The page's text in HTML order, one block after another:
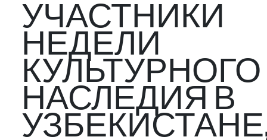
УЧАСТНИКИ
НЕДЕЛИ
КУЛЬТУРНОГО
НАСЛЕДИЯ В